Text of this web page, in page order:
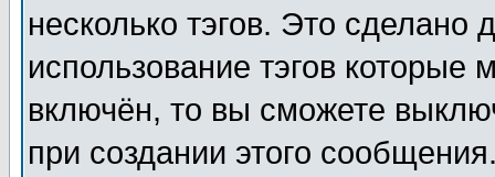
несколько тэгов. Это сделано
использование тэгов
включён, то вы сможете
при создании этого